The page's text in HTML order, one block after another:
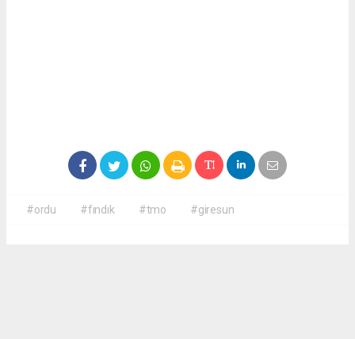
#ordu #fındık #tmo #giresun